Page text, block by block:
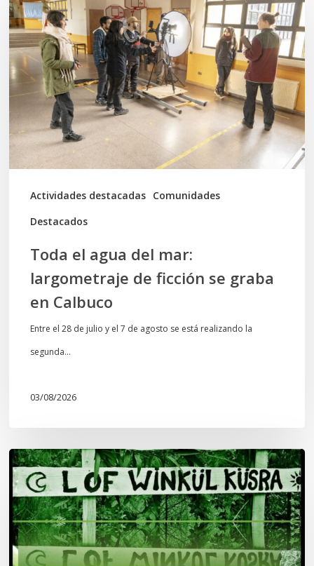
Actividades destacadas Comunidades
Destacados
el
agua
del
mar:
largometraje
de
ficción
se
graba
Toda el agua del mar:
largometraje de ficción se graba
en Calbuco
Entre el 28 de julio y el 7 de agosto se está realizando la
segunda…
03/08/2026
Lof
Winkül
Küsra
convoca
a